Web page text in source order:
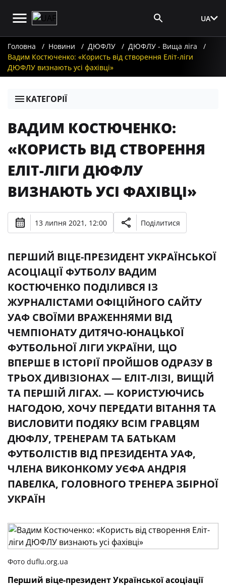
UA
Головна Новини ДЮФЛУ
ДЮФЛУ - Вища ліга
Вадим Костюченко: «Користь від створення Еліт-ліги
ДЮФЛУ визнають усі фахівці»
КАТЕГОРІЇ
ВАДИМ КОСТЮЧЕНКО:
«КОРИСТЬ ВІД СТВОРЕННЯ
ЕЛІТ-ЛІГИ ДЮФЛУ
ВИЗНАЮТЬ УСІ ФАХІВЦІ»
13 липня 2021, 12:00 Поділитися
ПЕРШИЙ ВІЦЕ-ПРЕЗИДЕНТ УКРАЇНСЬКОЇ
АСОЦІАЦІЇ ФУТБОЛУ ВАДИМ
КОСТЮЧЕНКО ПОДІЛИВСЯ ІЗ
ЖУРНАЛІСТАМИ ОФІЦІЙНОГО САЙТУ
УАФ СВОЇМИ ВРАЖЕННЯМИ ВІД
ЧЕМПІОНАТУ ДИТЯЧО-ЮНАЦЬКОЇ
ФУТБОЛЬНОЇ ЛІГИ УКРАЇНИ, ЩО
ВПЕРШЕ В ІСТОРІЇ ПРОЙШОВ ОДРАЗУ В
ТРЬОХ ДИВІЗІОНАХ — ЕЛІТ-ЛІЗІ, ВИЩІЙ
ТА ПЕРШІЙ ЛІГАХ. — КОРИСТУЮЧИСЬ
НАГОДОЮ, ХОЧУ ПЕРЕДАТИ ВІТАННЯ ТА
ВИСЛОВИТИ ПОДЯКУ ВСІМ ГРАВЦЯМ
ДЮФЛУ, ТРЕНЕРАМ ТА БАТЬКАМ
ФУТБОЛІСТІВ ВІД ПРЕЗИДЕНТА УАФ,
ЧЛЕНА ВИКОНКОМУ УЄФА АНДРІЯ
ПАВЕЛКА, ГОЛОВНОГО ТРЕНЕРА ЗБІРНОЇ
УКРАЇН
Фото duflu.org.ua
Перший віце-президент Української асоціації